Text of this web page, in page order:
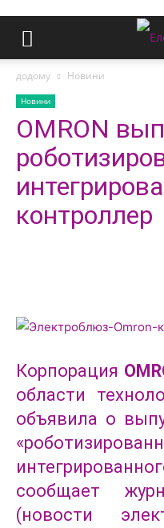
додому Новини
Новини
OMRON
контроллер
Корпорация
области
объявила о
сообщает
(новости